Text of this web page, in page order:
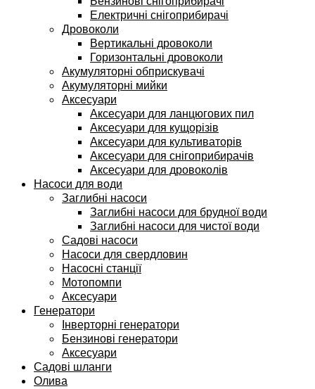
Електричні снігоприбирачі
Дровоколи
Вертикальні дровоколи
Горизонтальні дровоколи
Акумуляторні обприскувачі
Акумуляторні мийки
Аксесуари
Аксесуари для ланцюгових пил
Аксесуари для кущорізів
Аксесуари для культиваторів
Аксесуари для снігоприбирачів
Аксесуари для дровоколів
Насоси для води
Заглибні насоси
Заглибні насоси для брудної води
Заглибні насоси для чистої води
Садові насоси
Насоси для свердловин
Насосні станції
Мотопомпи
Аксесуари
Генератори
Інверторні генератори
Бензинові генератори
Аксесуари
Садові шланги
Олива